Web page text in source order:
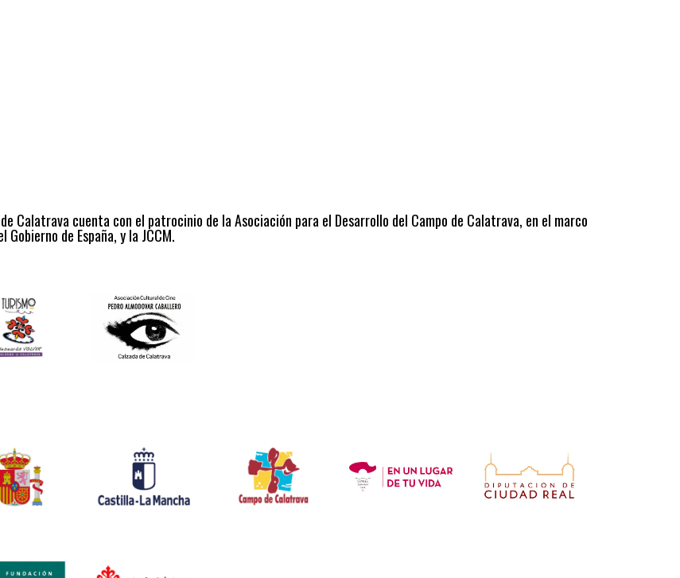
Calatrava cuenta con el patrocinio de la Asociación para el Desarrollo del Campo de Calatrava, en el marco
Gobierno de España, y la JCCM.